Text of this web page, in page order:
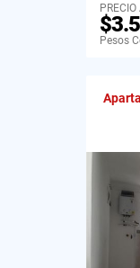
PRECIO
Pesos